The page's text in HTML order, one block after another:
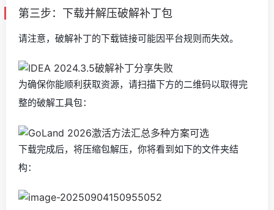
第三步：下载并解压破解补丁包
请注意，破解补丁的下载链接可能因平台规则而失效。
为确保你能顺利获取资源，请扫描下方的二维码以取得完
整的破解工具包：
下载完成后，将压缩包解压，你将看到如下的文件夹结
构：